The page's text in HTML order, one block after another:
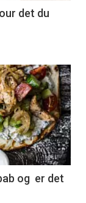
det du
og er det